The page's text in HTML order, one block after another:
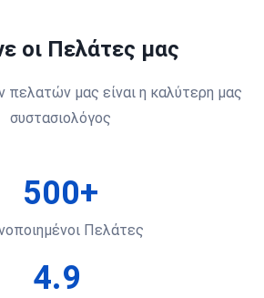
οι Πελάτες μας
πελατών μας είναι η καλύτερη μας
συστασιολόγος
500+
Πελάτες
4.9